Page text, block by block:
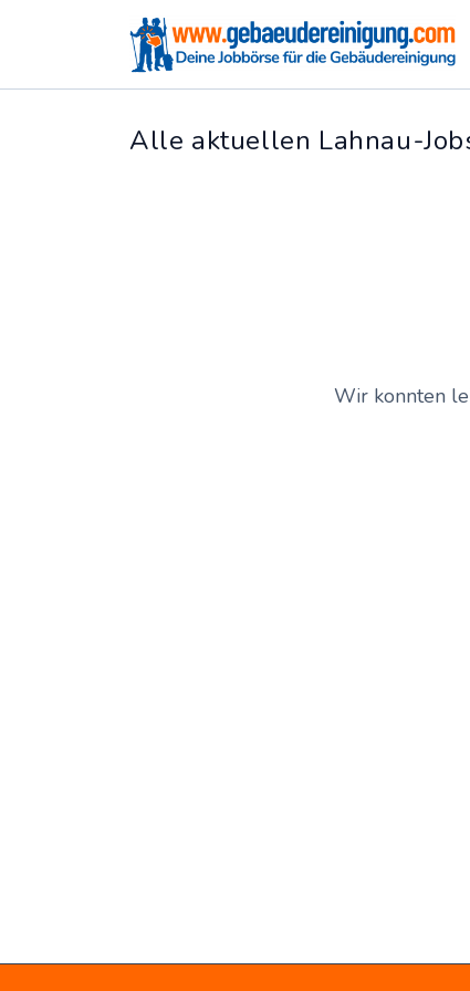
Alle aktuellen Lahnau-
Wir konnten